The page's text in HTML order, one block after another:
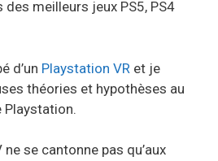
meilleurs jeux PS5, PS4
d’un Playstation VR et je
théories et hypothèses au
se cantonne pas qu’aux